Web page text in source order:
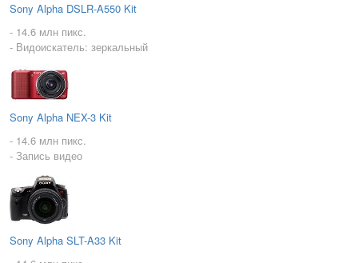
Sony Alpha DSLR-A550 Kit
- 14.6 млн пикс.
- Видоискатель: зеркальный
Sony Alpha NEX-3 Kit
- 14.6 млн пикс.
- Запись видео
Sony Alpha SLT-A33 Kit